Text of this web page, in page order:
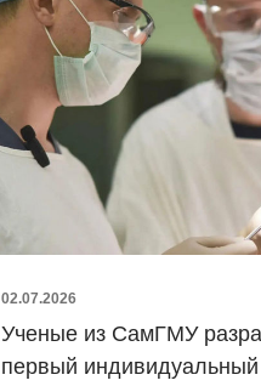
02.07.2026
Ученые из СамГМУ
первый индивидуальный